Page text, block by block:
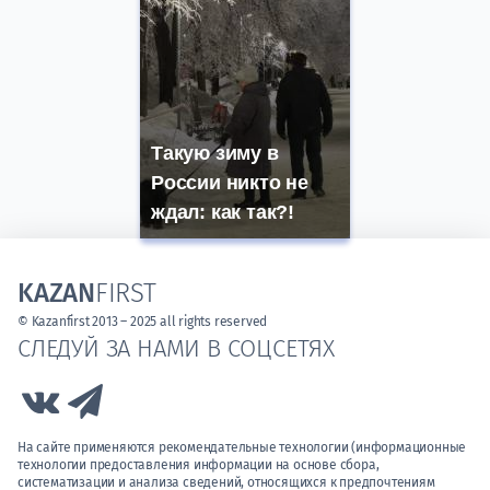
Такую зиму в
России никто не
ждал: как так?!
СЛЕДУЙ ЗА НАМИ В СОЦСЕТЯХ
Link to Vk
На сайте применяются рекомендательные технологии (информационные
технологии предоставления информации на основе сбора,
систематизации и анализа сведений, относящихся к предпочтениям
KAZANFIRST
© Kazanfirst 2013 – 2025 all rights reserved